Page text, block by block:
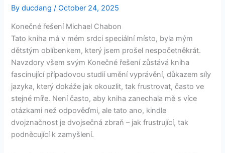
Byducdang /October 24, 2025
Konečné řešení Michael Chabon
Tato kniha má v mém srdci speciální místo, byla mým
dětstým oblíbenkem, který jsem prošel nespočetněkrát.
Navzdory všem svým Konečné řešení zůstává kniha
fascinující případovou studií umění vyprávění, důkazem síly
jazyka, který dokáže jak okouzlit, tak frustrovat, často ve
stejné míře. Není často, aby kniha zanechala mě s více
otázkami než odpověďmi, ale tato ano, kindle
dvojznačnost je dvojsečná zbraň – jak frustrující, tak
podněcující k zamyšlení.